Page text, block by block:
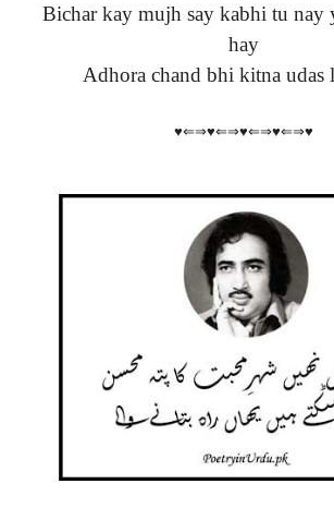
Bichar kay mujh say kabhi tu nay
hay
Adhora chand bhi kitna udas
♥⇐⇒♥⇐⇒♥⇐⇒♥⇐⇒♥